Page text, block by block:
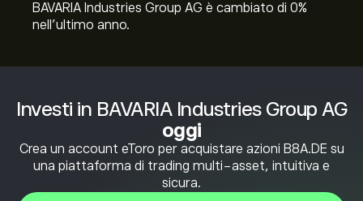
Investi in BAVARIA Industries Group AG
oggi
Crea un account eToro per acquistare azioni B8A.DE su
una piattaforma di trading multi-asset, intuitiva e
sicura.
BAVARIA Industries Group AG è cambiato di ‎0‎%
nell'ultimo anno.